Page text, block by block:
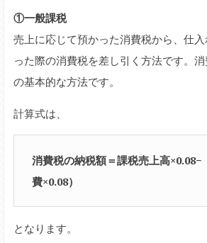
①一般課税
売上に応じて預かった消費税から、仕
った際の消費税を差し引く方法です。
の基本的な方法です。
計算式は、
消費税の納税額＝課税売上高×0.08−
費×0.08）
となります。